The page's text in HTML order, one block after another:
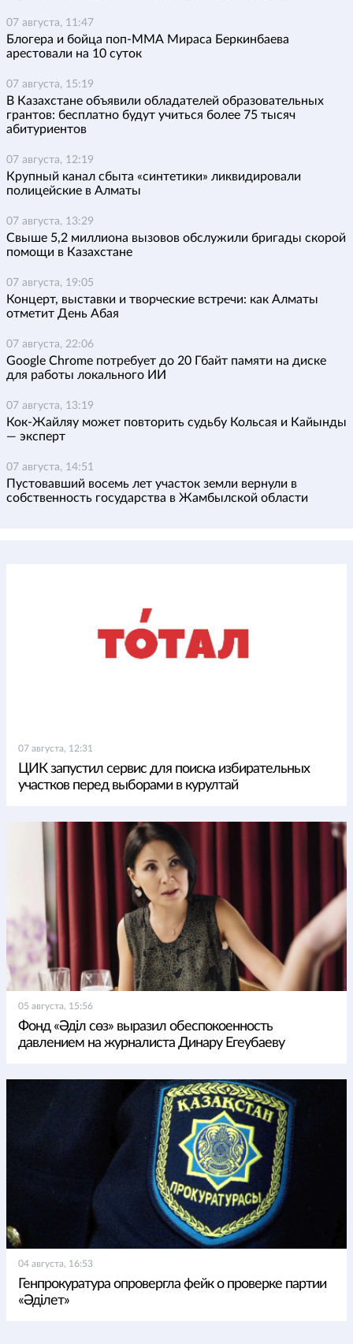
07 августа, 11:47
Блогера и бойца поп-ММА Мираса Беркинбаева
арестовали на 10 суток
07 августа, 15:19
В Казахстане объявили обладателей образовательных
грантов: бесплатно будут учиться более 75 тысяч
абитуриентов
07 августа, 12:19
Крупный канал сбыта «синтетики» ликвидировали
полицейские в Алматы
07 августа, 13:29
Свыше 5,2 миллиона вызовов обслужили бригады скорой
помощи в Казахстане
07 августа, 19:05
Концерт, выставки и творческие встречи: как Алматы
отметит День Абая
07 августа, 22:06
Google Chrome потребует до 20 Гбайт памяти на диске
для работы локального ИИ
07 августа, 13:19
Кок-Жайляу может повторить судьбу Кольсая и Кайынды
— эксперт
07 августа, 14:51
Пустовавший восемь лет участок земли вернули в
собственность государства в Жамбылской области
07 августа, 12:31
ЦИК запустил сервис для поиска избирательных
участков перед выборами в курултай
05 августа, 15:56
Фонд «Әділ сөз» выразил обеспокоенность
давлением на журналиста Динару Егеубаеву
04 августа, 16:53
Генпрокуратура опровергла фейк о проверке партии
«Әділет»